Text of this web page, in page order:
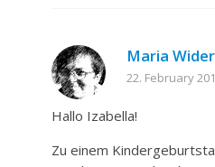
Maria
22. February
Hallo Izabella!
Zu einem